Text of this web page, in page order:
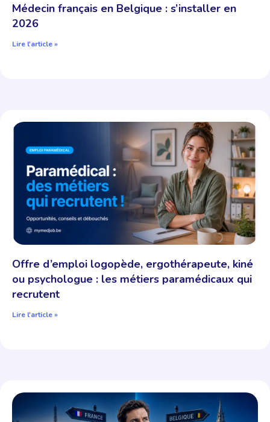
Médecin français en Belgique : s’installer en
2026
Lire l'article »
Offre d’emploi logopède, ergothérapeute, kiné
ou psychologue : les métiers paramédicaux qui
recrutent​
Lire l'article »